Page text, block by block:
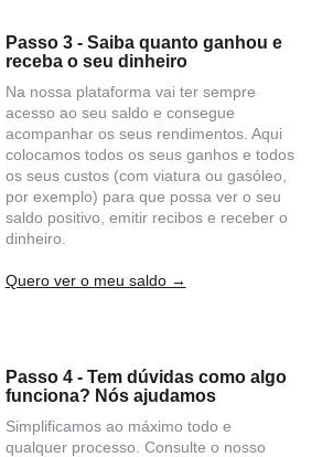
Passo 3 - Saiba quanto ganhou e
receba o seu dinheiro
Na nossa plataforma vai ter sempre
acesso ao seu saldo e consegue
acompanhar os seus rendimentos. Aqui
colocamos todos os seus ganhos e todos
os seus custos (com viatura ou gasóleo,
por exemplo) para que possa ver o seu
saldo positivo, emitir recibos e receber o
dinheiro.
Quero ver o meu saldo →
Passo 4 - Tem dúvidas como algo
funciona? Nós ajudamos
Simplificamos ao máximo todo e
qualquer processo. Consulte o nosso